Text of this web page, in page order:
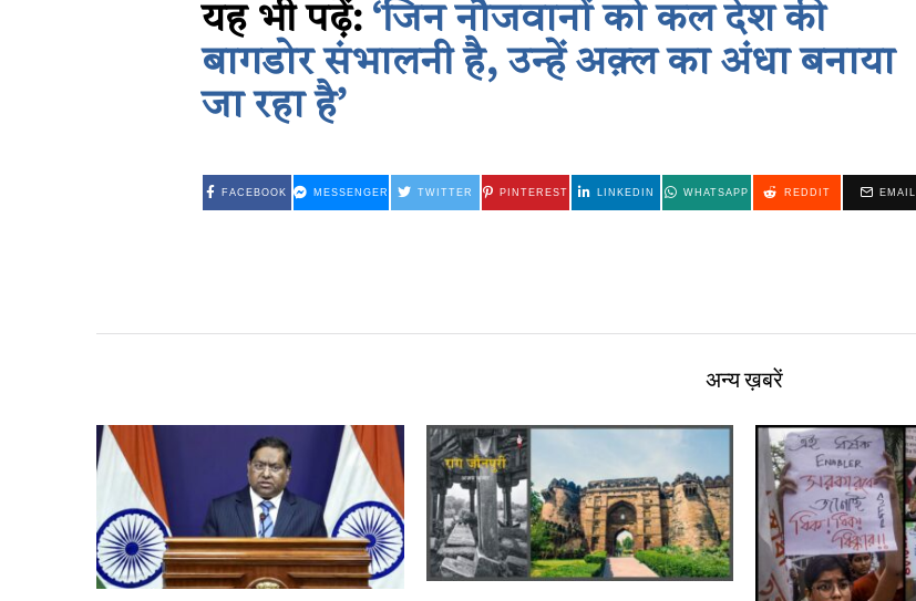
यह भी पढ़ें: ‘जिन नौजवानों को कल देश की
बागडोर संभालनी है, उन्हें अक़्ल का अंधा बनाया
जा रहा है’
FACEBOOK MESSENGER TWITTER PINTEREST LINKEDIN WHATSAPP REDDIT EMAIL
अन्य ख़बरें